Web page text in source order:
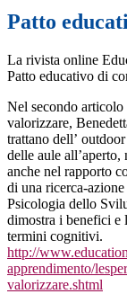
Patto
La rivista online
Patto educativo di
Nel secondo articolo
valorizzare,
trattano dell’
delle aule
anche nel rapporto
di una ricerca-
Psicologia dello
dimostra i benefici e
termini cognitivi.
http://www.
apprendimento/
valorizzare.shtml